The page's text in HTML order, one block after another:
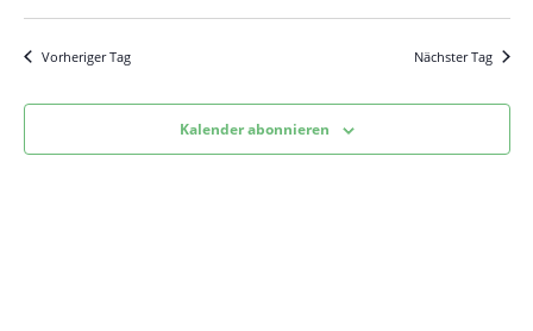
Vorheriger Tag Nächster Tag
Kalender abonnieren